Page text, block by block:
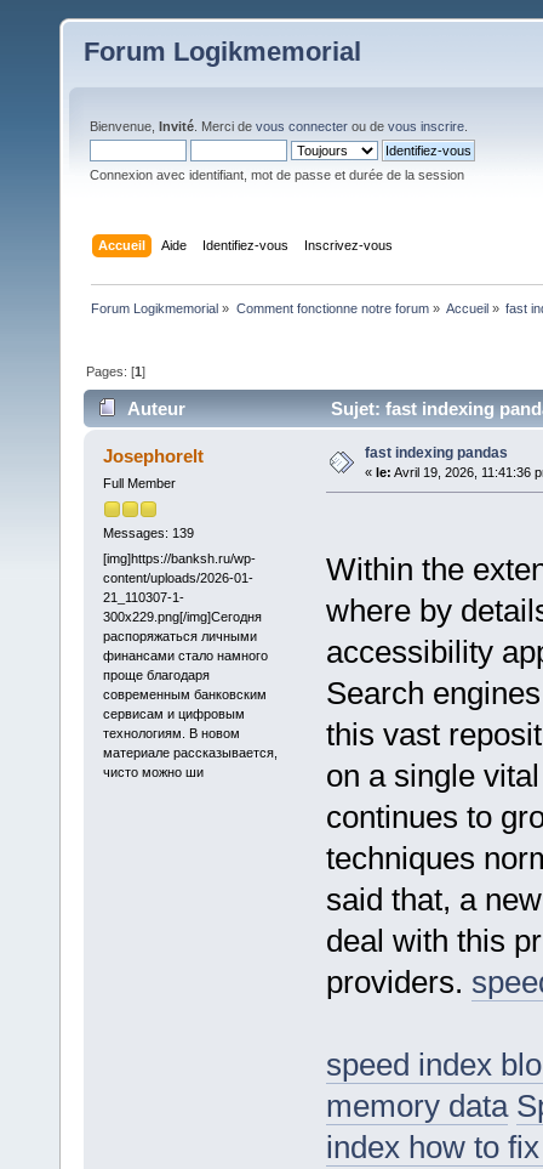
Forum Logikmemorial
Bienvenue, Invité . Merci de vous connecter ou de vous inscrire
Connexion avec identifiant, mot de passe et durée de la session
Accueil Aide Identifiez-vous Inscrivez-vous
Forum Logikmemorial » Comment fonctionne notre forum» Accueil» fast
Pages: [1]
Auteur Sujet: fast indexing
Josephorelt
Full Member
Messages: 139
[img]https://banksh.ru/wp-
content/uploads/2026-01-
21_110307-1-
300x229.png[/img]Сегодня
распоряжаться личными
финансами стало намного
проще благодаря
современным банковским
сервисам и цифровым
технологиям. В новом
материале рассказывается,
чисто можно ши
fast indexing pandas
« le: Avril 19, 2026, 11:41:36
Within the
where by
accessibility
Search
this vast
on a single
continues to
techniques
said that, a
deal with this
providers.
speed index
memory data
index how to